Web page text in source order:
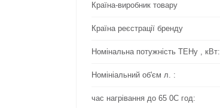
Країна-виробник товару
Країна реєстрації бренду
Номінальна потужність ТЕНу , кВт:
Номініальний об'єм л. :
час нагрівання до 65 0С год: